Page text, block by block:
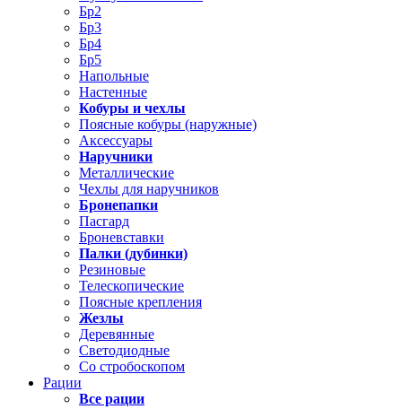
Бр2
Бр3
Бр4
Бр5
Напольные
Настенные
Кобуры и чехлы
Поясные кобуры (наружные)
Аксессуары
Наручники
Металлические
Чехлы для наручников
Бронепапки
Пасгард
Броневставки
Палки (дубинки)
Резиновые
Телескопические
Поясные крепления
Жезлы
Деревянные
Светодиодные
Со стробоскопом
Рации
Все рации